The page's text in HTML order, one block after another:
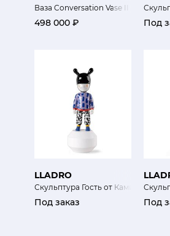
Ваза Conversation Vase II
498 000 ₽ Под
LLADRO
Скульптура Гость от Камилла
Под заказ Под